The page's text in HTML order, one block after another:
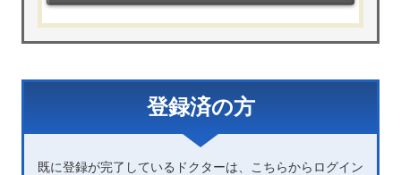
登録済の方
既に登録が完了しているドクターは、こちらからログイン